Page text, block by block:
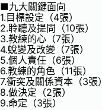
■九大關鍵面向
1.目標設定（4張）
2.聆聽及提問（10張）
3.教練的心（7張）
4.蛻變及改變（7張）
5.個人責任（6張）
6.教練的角色（11張）
7.衝突及關係資本（3張）
8.做決定（2張）
9.命定（3張）